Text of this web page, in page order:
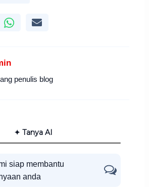
penulis blog
✦ Tanya AI
siap membantu
anda